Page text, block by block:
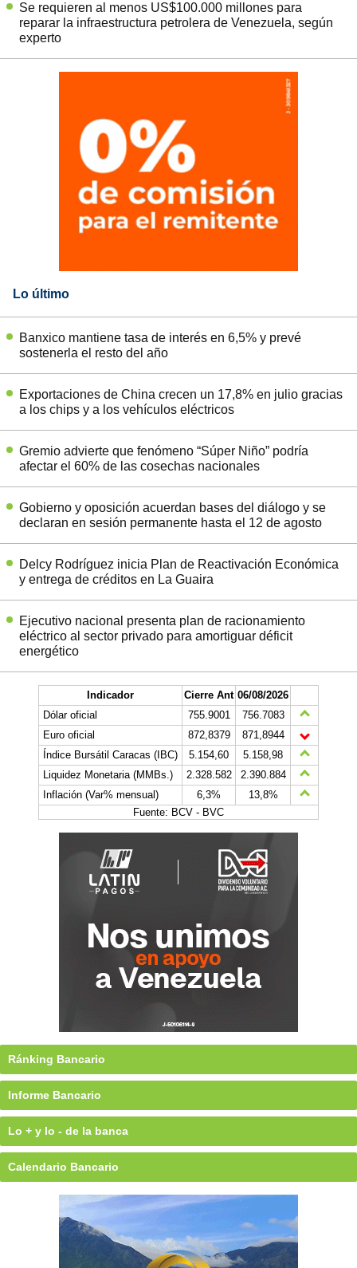
Se requieren al menos US$100.000 millones para
reparar la infraestructura petrolera de Venezuela, según
experto
Lo último
Banxico mantiene tasa de interés en 6,5% y prevé
sostenerla el resto del año
Exportaciones de China crecen un 17,8% en julio gracias
a los chips y a los vehículos eléctricos
Gremio advierte que fenómeno “Súper Niño” podría
afectar el 60% de las cosechas nacionales
Gobierno y oposición acuerdan bases del diálogo y se
declaran en sesión permanente hasta el 12 de agosto
Delcy Rodríguez inicia Plan de Reactivación Económica
y entrega de créditos en La Guaira
Ejecutivo nacional presenta plan de racionamiento
eléctrico al sector privado para amortiguar déficit
energético
Indicador Cierre Ant 06/08/2026
Dólar oficial
755.9001
756.7083
Euro oficial
872,8379
871,8944
Índice Bursátil Caracas (IBC)
5.154,60
5.158,98
Liquidez Monetaria (MMBs.)
2.328.582
2.390.884
Inflación (Var% mensual)
6,3%
13,8%
Fuente: BCV - BVC
Ránking Bancario
Informe Bancario
Lo + y lo - de la banca
Calendario Bancario